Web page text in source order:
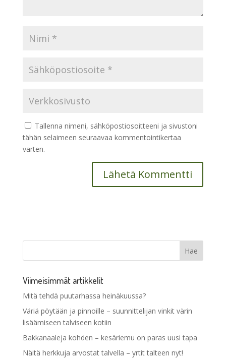
Tallenna nimeni, sähköpostiosoitteeni ja sivustoni
tähän selaimeen seuraavaa kommentointikertaa
varten.
Viimeisimmät artikkelit
Mitä tehdä puutarhassa heinäkuussa?
Väriä pöytään ja pinnoille – suunnittelijan vinkit värin
lisäämiseen talviseen kotiin
Bakkanaaleja kohden – kesäriemu on paras uusi tapa
Näitä herkkuja arvostat talvella – yrtit talteen nyt!